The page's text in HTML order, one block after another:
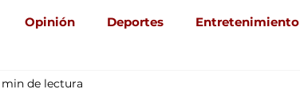
Opinión Deportes Entretenimiento
Portada 2
min de lectura